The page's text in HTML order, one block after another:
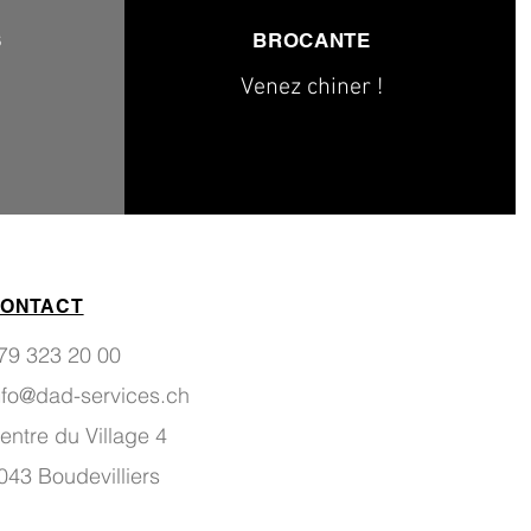
323 20 00
services.ch
du Village 4
Boudevilliers
BROCANTE
Venez chiner !